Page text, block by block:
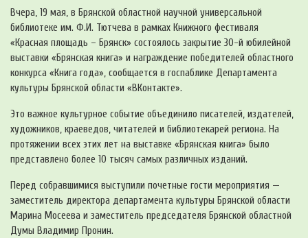
Вчера, 19 мая, в Брянской областной научной универсальной
библиотеке им. Ф.И. Тютчева в рамках Книжного фестиваля
«Красная площадь – Брянск» состоялось закрытие 30-й юбилейной
выставки «Брянская книга» и награждение победителей областного
конкурса «Книга года», сообщается в госпаблике Департамента
культуры Брянской области «ВКонтакте».
Это важное культурное событие объединило писателей, издателей,
художников, краеведов, читателей и библиотекарей региона. На
протяжении всех этих лет на выставке «Брянская книга» было
представлено более 10 тысяч самых различных изданий.
Перед собравшимися выступили почетные гости мероприятия —
заместитель директора департамента культуры Брянской области
Марина Мосеева и заместитель председателя Брянской областной
Думы Владимир Пронин.